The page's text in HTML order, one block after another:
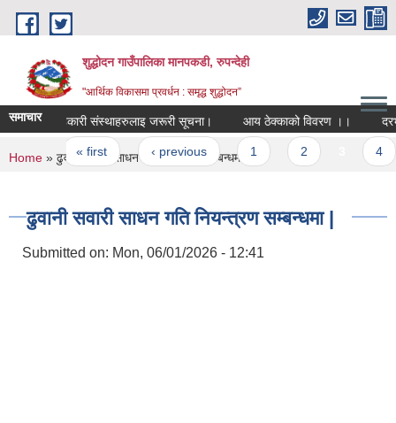
Skip to main content
शुद्धोदन गाउँपालिका मानपकडी, रुपन्देही
"आर्थिक विकासमा प्रवर्धन : समृद्ध शुद्धोदन”
समाचारसहकारी संस्थाहरुलाइ जरूरी सूचना। आय ठेक्काको विवरण ।।
Pages
« first ‹ previous 1
You are here
Home » ढुवानी सवारी साधन गति नियन्त्रण सम्बन्धमा |
ढुवानी सवारी साधन गति नियन्त्रण सम्बन्धमा |
Submitted on: Mon, 06/01/2026 - 12:41